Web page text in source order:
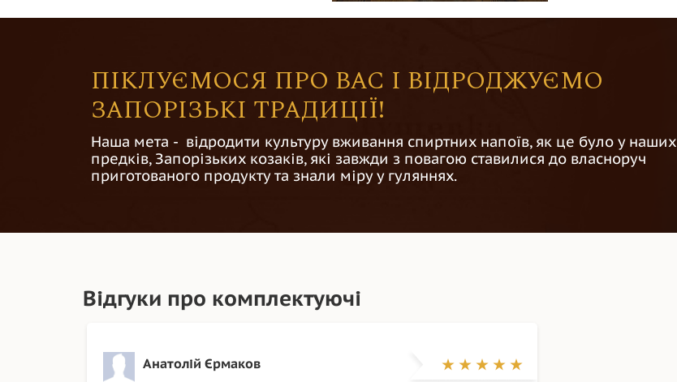
ПІКЛУЄМОСЯ ПРО ВАС І ВІДРОДЖУЄМО
ЗАПОРІЗЬКІ ТРАДИЦІЇ!
Наша мета - відродити культуру вживання спиртних напоїв, як це було у наших
предків, Запорізьких козаків, які завжди з повагою ставилися до власноруч
приготованого продукту та знали міру у гуляннях.
Відгуки про комплектуючі
Анатолій Єрмаков